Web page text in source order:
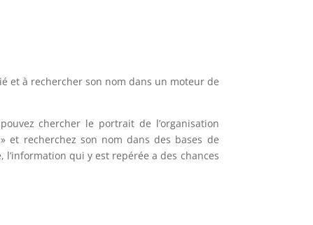
et à rechercher son nom dans un moteur de
chercher le portrait de l’organisation
et recherchez son nom dans des bases de
qui y est repérée a des chances